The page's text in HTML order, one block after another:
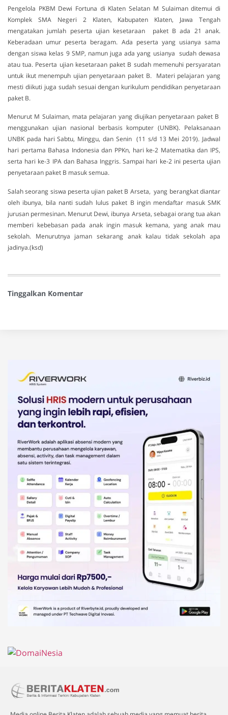
Pengelola PKBM Dewi Fortuna di Klaten Selatan M Sulaiman ditemui di
Komplek SMA Negeri 2 Klaten, Kabupaten Klaten, Jawa Tengah
mengatakan jumlah peserta ujian kesetaraan paket B ada 21 anak.
Keberadaan umur peserta beragam. Ada peserta yang usianya sama
dengan siswa kelas 9 SMP, namun juga ada yang usianya sudah dewasa
atau tua. Peserta ujian kesetaraan paket B sudah memenuhi persyaratan
untuk ikut menempuh ujian penyetaraan paket B. Materi pelajaran yang
mesti diikuti juga sudah sesuai dengan kurikulum pendidikan penyetaraan
paket B.
Menurut M Sulaiman, mata pelajaran yang diujikan penyetaraan paket B
menggunakan ujian nasional berbasis komputer (UNBK). Pelaksanaan
UNBK pada hari Sabtu, Minggu, dan Senin (11 s/d 13 Mei 2019). Jadwal
hari pertama Bahasa Indonesia dan PPKn, hari ke-2 Matematika dan IPS,
serta hari ke-3 IPA dan Bahasa Inggris. Sampai hari ke-2 ini peserta ujian
penyetaraan paket B masuk semua.
Salah seorang siswa peserta ujian paket B Arseta, yang berangkat diantar
oleh ibunya, bila nanti sudah lulus paket B ingin mendaftar masuk SMK
jurusan permesinan. Menurut Dewi, ibunya Arseta, sebagai orang tua akan
memberi kebebasan pada anak ingin masuk kemana, yang anak mau
sekolah. Menurutnya jaman sekarang anak kalau tidak sekolah apa
jadinya.(ksd)
Tinggalkan Komentar